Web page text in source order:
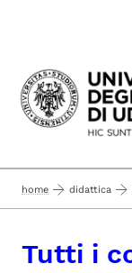
Passa al
home didattica
Tutti i